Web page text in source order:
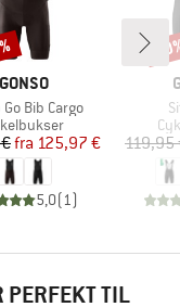
MÆRKE
GONSO
Go Bib Cargo
Pris
Nedsat pris
fra 125,97 €
5,0( 1)
119,95
PERFEKT TIL